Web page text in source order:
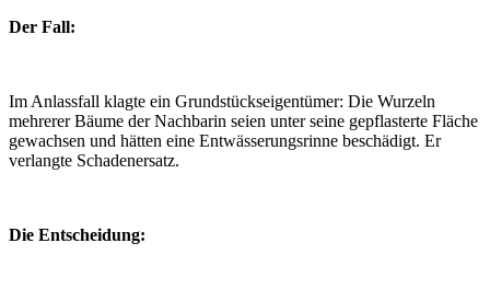
Der Fall:
Im Anlassfall klagte ein Grundstückseigentümer: Die Wurzeln
mehrerer Bäume der Nachbarin seien unter seine gepflasterte Fläche
gewachsen und hätten eine Entwässerungsrinne beschädigt. Er
verlangte Schadenersatz.
Die Entscheidung: